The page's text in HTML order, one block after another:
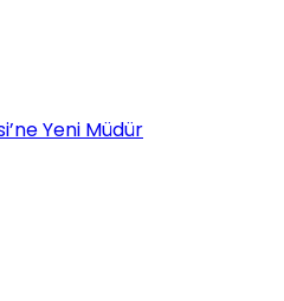
Yeni Müdür